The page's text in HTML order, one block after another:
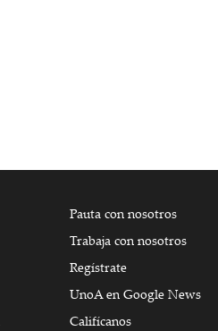
Pauta con nosotros
Trabaja con nosotros
Regístrate
UnoA en Google News
Califícanos